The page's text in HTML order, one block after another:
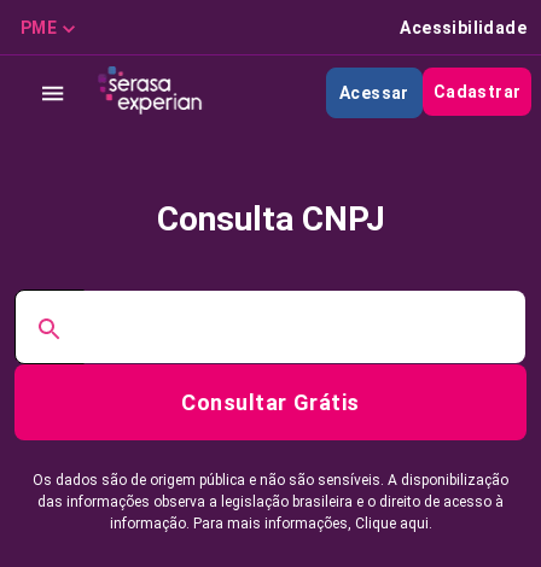
PME Acessibilidade
Acessar Cadastrar
Consulta CNPJ
Consultar Grátis
Os dados são de origem pública e não são sensíveis. A disponibilização
das informações observa a legislação brasileira e o direito de acesso à
informação. Para mais informações, Clique aqui.